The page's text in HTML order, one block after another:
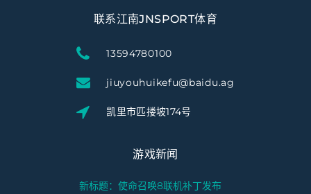
联系江南JNSPORT体育
13594780100
jiuyouhuikefu@baidu.ag
凯里市匹搂坡174号
游戏新闻
新标题：使命召唤8联机补丁发布